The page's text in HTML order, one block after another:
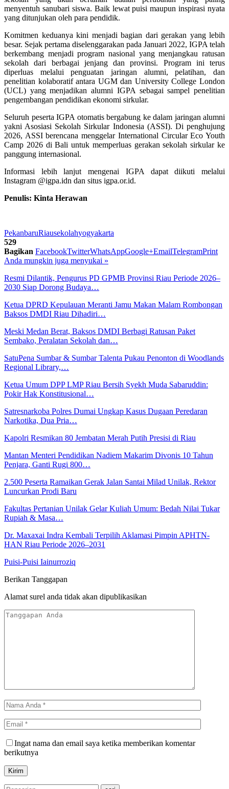
menyentuh sanubari siswa. Baik lewat puisi maupun inspirasi nyata
yang ditunjukan oleh para pendidik.
Komitmen keduanya kini menjadi bagian dari gerakan yang lebih
besar. Sejak pertama diselenggarakan pada Januari 2022, IGPA telah
berkembang menjadi program nasional yang menjangkau ratusan
sekolah dari berbagai jenjang dan provinsi. Program ini terus
diperluas melalui penguatan jaringan alumni, pelatihan, dan
penelitian kolaboratif antara UGM dan University College London
(UCL) yang menjadikan alumni IGPA sebagai sampel penelitian
pengembangan pendidikan ekonomi sirkular.
Seluruh peserta IGPA otomatis bergabung ke dalam jaringan alumni
yakni Asosiasi Sekolah Sirkular Indonesia (ASSI). Di penghujung
2026, ASSI berencana menggelar International Circular Eco Youth
Camp 2026 di Bali untuk memperluas gerakan sekolah sirkular ke
panggung internasional.
Informasi lebih lanjut mengenai IGPA dapat diikuti melalui
Instagram @igpa.idn dan situs igpa.or.id.
Penulis: Kinta Herawan
PekanbaruRiausekolahyogyakarta
529
Bagikan FacebookTwitterWhatsAppGoogle+EmailTelegramPrint
Anda mungkin juga menyukai »
Resmi Dilantik, Pengurus PD GPMB Provinsi Riau Periode 2026–
2030 Siap Dorong Budaya…
Ketua DPRD Kepulauan Meranti Jamu Makan Malam Rombongan
Baksos DMDI Riau Dihadiri…
Meski Medan Berat, Baksos DMDI Berbagi Ratusan Paket
Sembako, Peralatan Sekolah dan…
SatuPena Sumbar & Sumbar Talenta Pukau Penonton di Woodlands
Regional Library,…
Ketua Umum DPP LMP Riau Bersih Syekh Muda Sabaruddin:
Pokir Hak Konstitusional…
Satresnarkoba Polres Dumai Ungkap Kasus Dugaan Peredaran
Narkotika, Dua Pria…
Kapolri Resmikan 80 Jembatan Merah Putih Presisi di Riau
Mantan Menteri Pendidikan Nadiem Makarim Divonis 10 Tahun
Penjara, Ganti Rugi 800…
2.500 Peserta Ramaikan Gerak Jalan Santai Milad Unilak, Rektor
Luncurkan Prodi Baru
Fakultas Pertanian Unilak Gelar Kuliah Umum: Bedah Nilai Tukar
Rupiah & Masa…
Dr. Maxaxai Indra Kembali Terpilih Aklamasi Pimpin APHTN-
HAN Riau Periode 2026–2031
Puisi-Puisi Iainurroziq
Berikan Tanggapan
Alamat surel anda tidak akan dipublikasikan
Ingat nama dan email saya ketika memberikan komentar
berikutnya